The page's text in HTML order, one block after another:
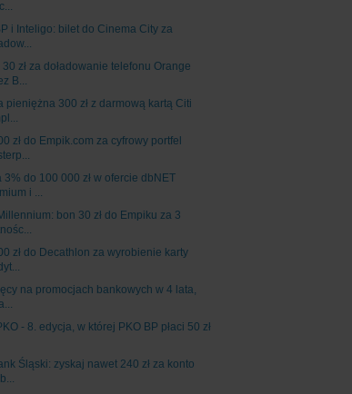
i Inteligo: bilet do Cinema City za
30 zł za doładowanie telefonu Orange
B...
pieniężna 300 zł z darmową kartą Citi
zł do Empik.com za cyfrowy portfel
3% do 100 000 zł w ofercie dbNET
i ...
bon 30 zł do Empiku za 3
zł do Decathlon za wyrobienie karty
na promocjach bankowych w 4 lata,
- 8. edycja, w której PKO BP płaci 50 zł
Śląski: zyskaj nawet 240 zł za konto